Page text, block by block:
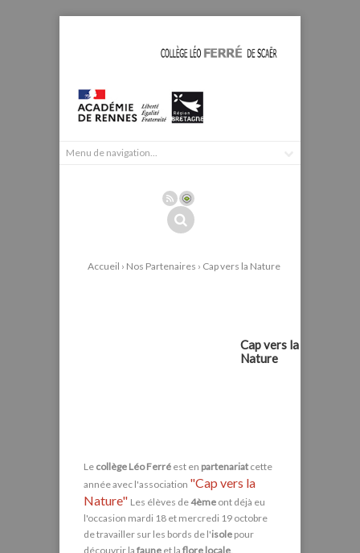
Accueil › Nos Partenaires › Cap vers la Nature
Cap vers la
Nature
Octobre 2022
Le collège Léo Ferré est en partenariat cette
année avec l'association "Cap vers la
Nature" Les élèves de4ème ont déjà eu
l'occasion mardi 18 et mercredi 19 octobre
de travailler sur les bords de l'isole pour
découvrir la faune et la flore locale.